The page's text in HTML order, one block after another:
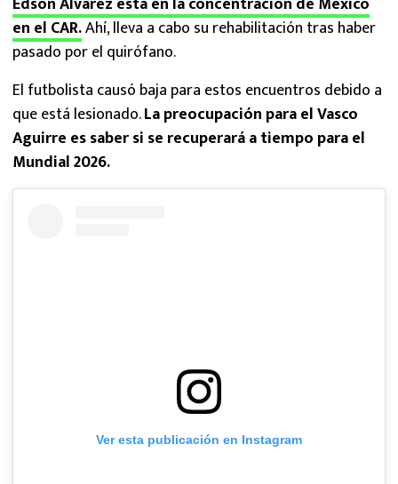
en el CAR.Ahí, lleva a cabo su rehabilitación tras haber
pasado por el quirófano.
El futbolista causó baja para estos encuentros debido a
que está lesionado.La preocupación para el Vasco
Aguirre es saber si se recuperará a tiempo para el
Mundial 2026.
Ver esta publicación en Instagram